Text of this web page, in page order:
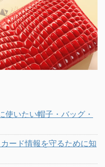
使いたい帽子・バッグ・
ード情報を守るために知